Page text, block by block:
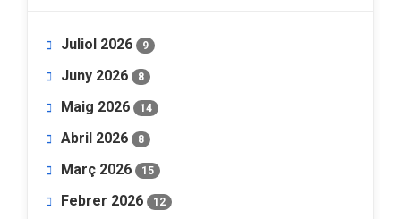
Juliol 2026 9
Juny 2026 8
Maig 2026 14
Abril 2026 8
Març 2026 15
Febrer 2026 12